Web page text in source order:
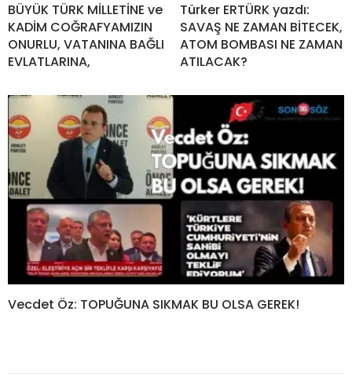
BÜYÜK TÜRK MİLLETİNE ve
KADİM COĞRAFYAMIZIN
ONURLU, VATANINA BAĞLI
EVLATLARINA,
Türker ERTÜRK yazdı:
SAVAŞ NE ZAMAN BİTECEK,
ATOM BOMBASI NE ZAMAN
ATILACAK?
Vecdet Öz: TOPUĞUNA SIKMAK BU OLSA GEREK!